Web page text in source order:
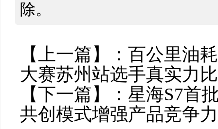
除。
【上一篇】： 百公里油
大赛苏州站选手真实力
【下一篇】： 星海S7首
共创模式增强产品竞争力